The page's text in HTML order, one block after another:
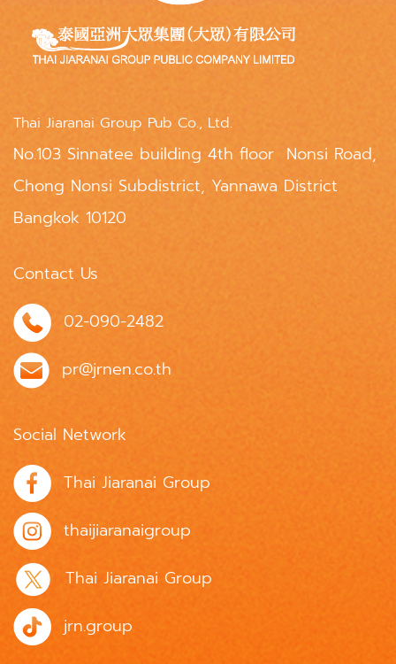
Thai Jiaranai Group Pub Co., Ltd.
No.103 Sinnatee building 4th floor Nonsi Road,
Chong Nonsi Subdistrict, Yannawa District
Bangkok 10120
Contact Us
02-090-2482
pr@jrnen.co.th
Social Network
Thai Jiaranai Group
thaijiaranaigroup
Thai Jiaranai Group
jrn.group